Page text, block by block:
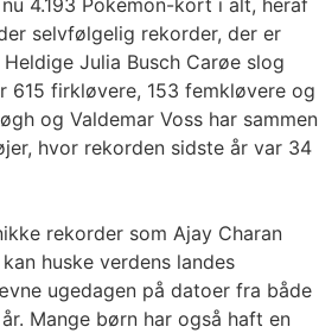
selvfølgelig rekorder, der er
Julia Busch Carøe slog
firkløvere, 153 femkløvere og
og Valdemar Voss har sammen
hvor rekorden sidste år var 34
rekorder som Ajay Charan
huske verdens landes
ugedagen på datoer fra både
Mange børn har også haft en